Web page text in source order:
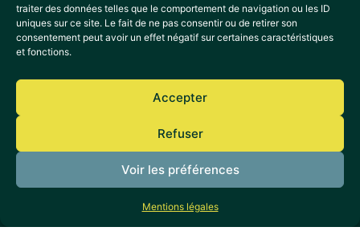
traiter des données telles que le comportement de navigation ou les ID
uniques sur ce site. Le fait de ne pas consentir ou de retirer son
consentement peut avoir un effet négatif sur certaines caractéristiques
et fonctions.
Accepter
Refuser
Voir les préférences
Mentions légales
Actualités
Agenda
Déchetterie
France Services
Transport
Sécurité et prévention
Mentions légales